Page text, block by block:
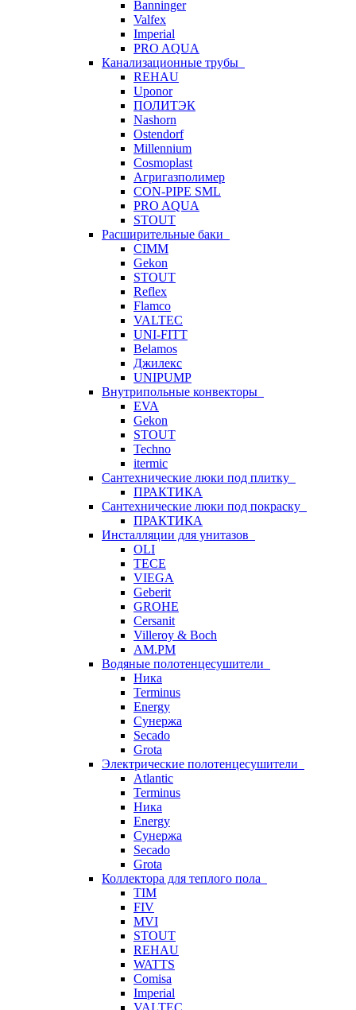
Banninger
Valfex
Imperial
PRO AQUA
Канализационные трубы
REHAU
Uponor
ПОЛИТЭК
Nashorn
Ostendorf
Millennium
Cosmoplast
Агригазполимер
CON-PIPE SML
PRO AQUA
STOUT
Расширительные баки
CIMM
Gekon
STOUT
Reflex
Flamco
VALTEC
UNI-FITT
Belamos
Джилекс
UNIPUMP
Внутрипольные конвекторы
EVA
Gekon
STOUT
Techno
itermic
Сантехнические люки под плитку
ПРАКТИКА
Сантехнические люки под покраску
ПРАКТИКА
Инсталляции для унитазов
OLI
TECE
VIEGA
Geberit
GROHE
Cersanit
Villeroy & Boch
AM.PM
Водяные полотенцесушители
Ника
Terminus
Energy
Сунержа
Secado
Grota
Электрические полотенцесушители
Atlantic
Terminus
Ника
Energy
Сунержа
Secado
Grota
Коллектора для теплого пола
TIM
FIV
MVI
STOUT
REHAU
WATTS
Comisa
Imperial
VALTEC